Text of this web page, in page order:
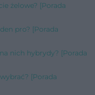
żelowe? [Porada
pro? [Porada
nich hybrydy? [Porada
[Porada